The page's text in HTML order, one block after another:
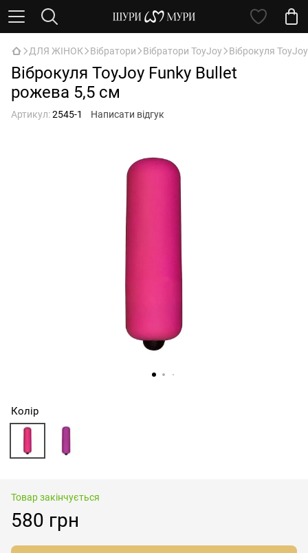
ДЛЯ ЖІНОК Вібратори Вібратори ToyJoy Віброкуля
Віброкуля ToyJoy Funky Bullet
рожева 5,5 см
Артикул:2545-1 Написати відгук
Колір
Товар закінчується
580 грн